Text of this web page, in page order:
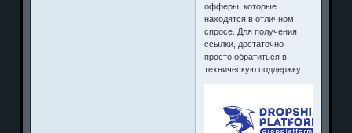
офферы, которые
находятся в отличном
спросе. Для получения
ссылки, достаточно
просто обратиться в
техническую поддержку.